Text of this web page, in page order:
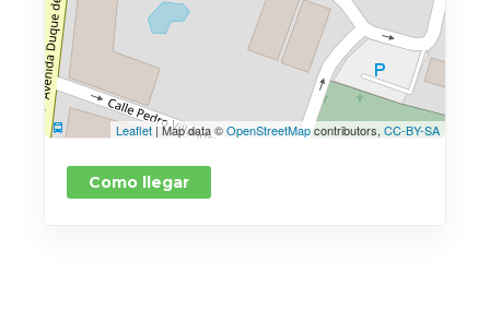
Leaflet| Map data ©OpenStreetMapcontributors, CC-BY-SA
Como llegar